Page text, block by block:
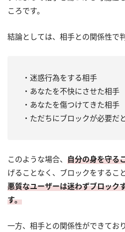
ころです。
結論としては、相手との関係性で
・迷惑行為をする相手
・あなたを不快にさせた相手
・あなたを傷つけてきた相手
・ただちにブロックが必要だ
このような場合、 自分の身を守る
げることなく、ブロックをするこ
悪質なユーザーは迷わずブロック
す。
一方、相手との関係性ができてお